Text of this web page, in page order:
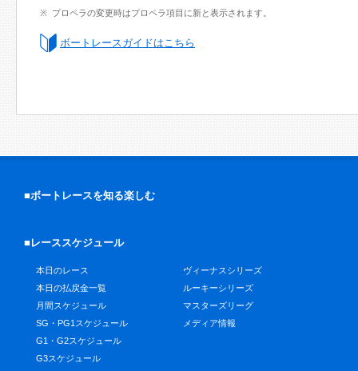
プロペラの変更時はプロペラ項目に新と表示されます。
ボートレースガイドはこちら
■ボートレースを知る楽しむ
■レーススケジュール
本日のレース
本日の払戻金一覧
月間スケジュール
SG・PG1スケジュール
G1・G2スケジュール
G3スケジュール
ヴィーナスシリーズ
ルーキーシリーズ
マスターズリーグ
メディア情報